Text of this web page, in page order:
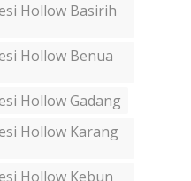
Hollow Basirih
Hollow Benua
Hollow Gadang
Hollow Karang
Hollow Kebun